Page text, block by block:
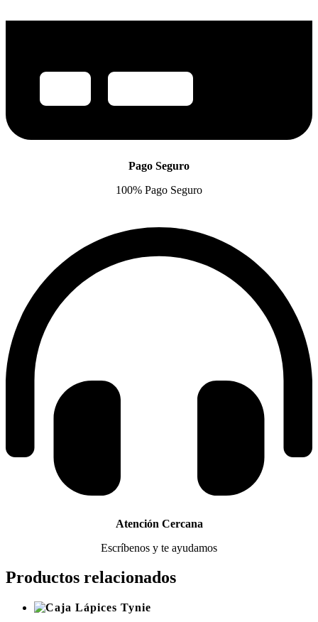
Pago Seguro
100% Pago Seguro
Atención Cercana
Escríbenos y te ayudamos
Productos relacionados